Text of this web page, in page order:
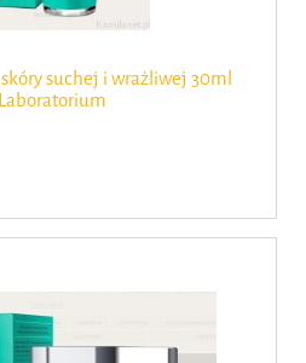
suchej i wrażliwej 30ml